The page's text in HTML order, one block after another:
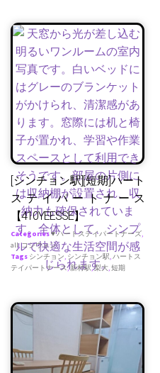
[シンチョン駅][短期]ハート
ステイパートナース
【410YEESSE】
Categories♥ ハートステイパートナーズ,
all,コシウォン
Tags シンチョン, シンチョン駅,ハートス
テイパートナース,新村駅,梨大,短期